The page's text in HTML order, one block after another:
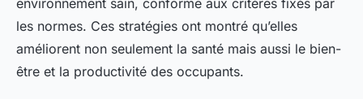
environnement sain, conforme aux critères fixés par
les normes. Ces stratégies ont montré qu’elles
améliorent non seulement la santé mais aussi le bien-
être et la productivité des occupants.